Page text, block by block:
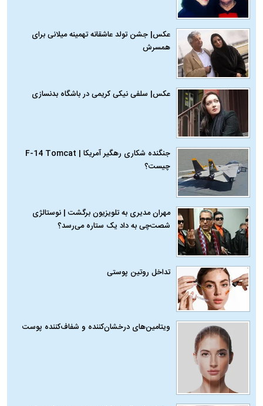
عکس| جشن تولد عاشقانه تهمینه میلانی برای
همسرش
عکس| سلفی نیکی کریمی در باشگاه بدنسازی
جنگنده شکاری رهگیر آمریکا | F-14 Tomcat
چیست؟
مهران مدیری به تلویزیون برگشت | نوستالژی
شصت‌چی به داد یک ستاره می‌رسد؟
تداخل روتین پوستی
ویتامین‌های درخشان‌کننده و شفاف‌کننده پوست